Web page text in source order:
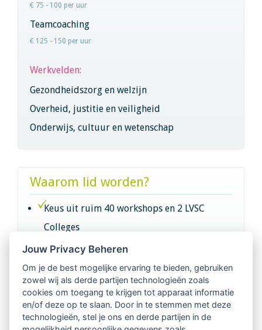
€ 75 - 100 per uur
Teamcoaching
€ 125 - 150 per uur
Werkvelden:
Gezondheidszorg en welzijn
Overheid, justitie en veiligheid
Onderwijs, cultuur en wetenschap
Waarom lid worden?
Keus uit ruim 40 workshops en 2 LVSC
Colleges
Intervisie met geregistreerde vakgenoten
Netwerk van 2100 professionals in 14
regio's
Jouw Privacy Beheren
Om je de best mogelijke ervaring te bieden, gebruiken
zowel wij als derde partijen technologieën zoals
cookies om toegang te krijgen tot apparaat informatie
en/of deze op te slaan. Door in te stemmen met deze
technologieën, stel je ons en derde partijen in de